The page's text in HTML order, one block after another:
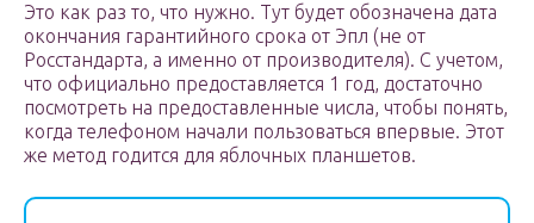
Это как раз то, что нужно. Тут будет обозначена дата
окончания гарантийного срока от Эпл (не от
Росстандарта, а именно от производителя). С учетом,
что официально предоставляется 1 год, достаточно
посмотреть на предоставленные числа, чтобы понять,
когда телефоном начали пользоваться впервые. Этот
же метод годится для яблочных планшетов.